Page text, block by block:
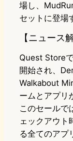
場し、
セットに登場
【ニュース
Quest Store
開始され、
Walkabout
ームとアプリ
このセールで
ェックアウト
る全てのアプ